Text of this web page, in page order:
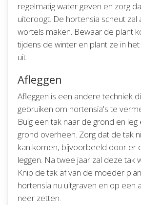
regelmatig water geven en zorg
uitdroogt. De hortensia scheut zal
wortels maken. Bewaar de plant
tijdens de winter en plant ze in
uit.
Afleggen
Afleggen is een andere techniek
gebruiken om hortensia's te
Buig een tak naar de grond en
grond overheen. Zorg dat de tak
kan komen, bijvoorbeeld door er
leggen. Na twee jaar zal deze tak
Knip de tak af van de moeder
hortensia nu uitgraven en op een
neer zetten.